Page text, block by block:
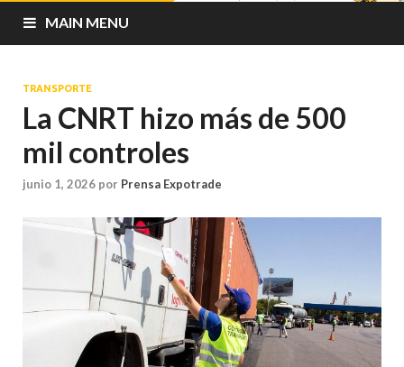
MAIN MENU
TRANSPORTE
La CNRT hizo más de 500
mil controles
junio 1, 2026 por Prensa Expotrade